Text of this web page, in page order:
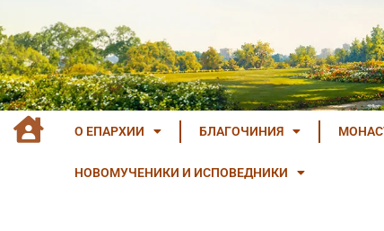
О ЕПАРХИИ БЛАГОЧИНИЯ
НОВОМУЧЕНИКИ И ИСПОВЕДНИКИ